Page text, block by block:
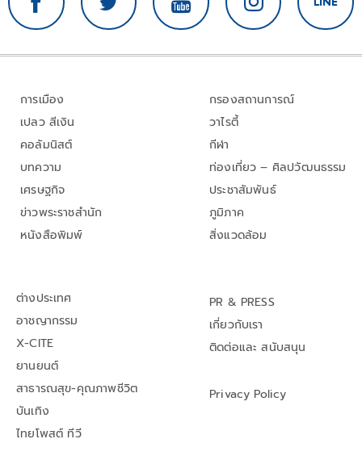
การเมือง
เปลว สีเงิน
คอลัมนิสต์
บทความ
เศรษฐกิจ
ข่าวพระราชสำนัก
หนังสือพิมพ์
กรองสถานการณ์
วาไรตี้
กีฬา
ท่องเที่ยว – ศิลปวัฒนธรรม
ประชาสัมพันธ์
ภูมิภาค
สิ่งแวดล้อม
ต่างประเทศ
อาชญากรรม
X-CITE
ยานยนต์
สาธารณสุข-คุณภาพชีวิต
บันเทิง
ไทยโพสต์ ทีวี
PR & PRESS
เกี่ยวกับเรา
ติดต่อและ สนับสนุน
Privacy Policy